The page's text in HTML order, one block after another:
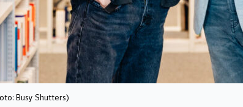
Busy Shutters)